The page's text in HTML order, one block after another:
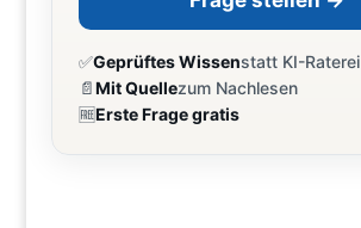
✅Geprüftes Wissenstatt KI-Raterei
📄Mit Quellezum Nachlesen
🆓Erste Frage gratis